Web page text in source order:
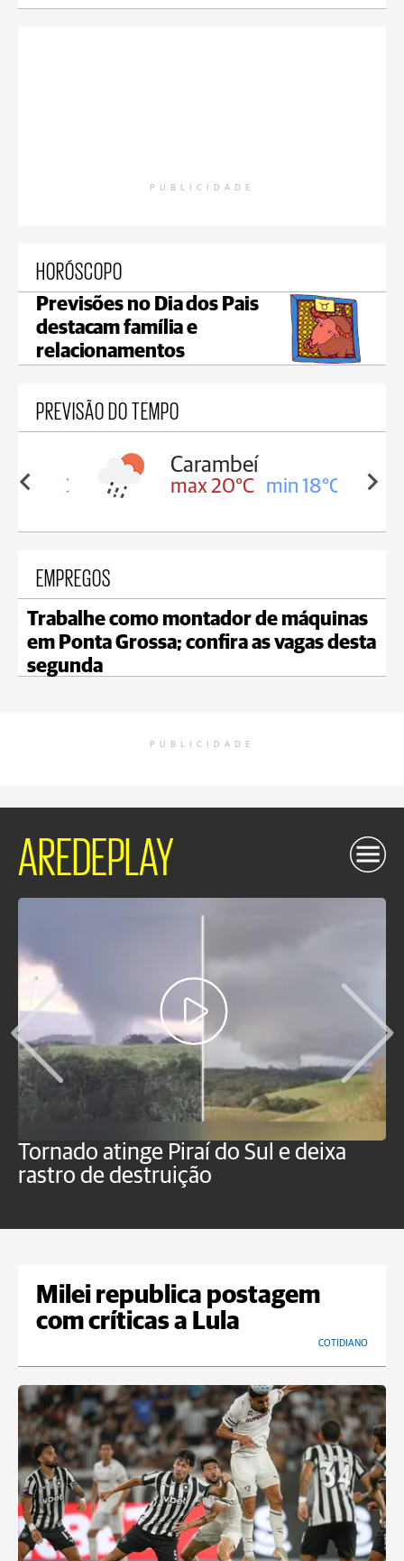
PUBLICIDADE
HORÓSCOPO
Previsões no Dia dos Pais
destacam família e
relacionamentos
PREVISÃO DO TEMPO
18°C
Carambeí
max 20°C min 18°C
EMPREGOS
Trabalhe como montador de máquinas
em Ponta Grossa; confira as vagas desta
segunda
PUBLICIDADE
AREDEPLAY
Tornado atinge Piraí do Sul e deixa
rastro de destruição
Milei republica postagem
com críticas a Lula
COTIDIANO